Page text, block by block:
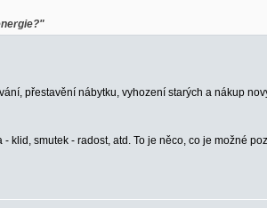
přestavění nábytku, vyhození starých a nákup
klid, smutek - radost, atd. To je něco, co je možné